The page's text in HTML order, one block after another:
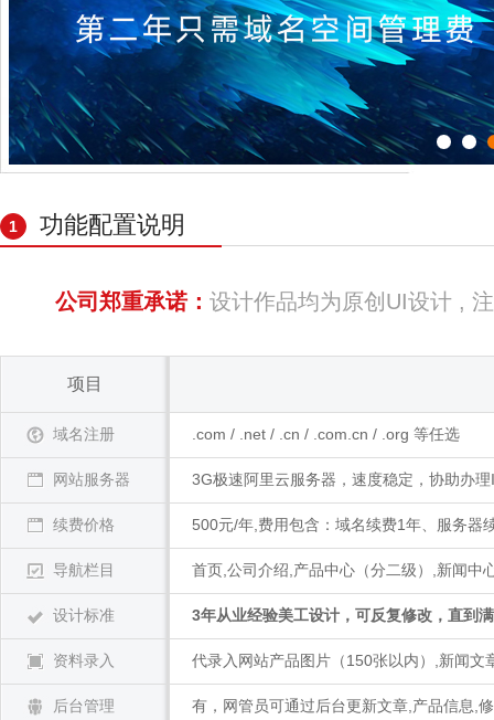
1 功能配置说明
公司郑重承诺： 设计作品均为原创UI设
项目
域名注册 .com / .net / .cn / .com.cn / .org 等任选
网站服务器 3G极速阿里云服务器，速度稳定，协助办
续费价格 500元/年,费用包含：域名续费1年、服务器
导航栏目 首页,公司介绍,产品中心（分二级）,新闻中
设计标准 3年从业经验美工设计，可反复修改，直到
资料录入 代录入网站产品图片（150张以内）,新闻文
后台管理 有，网管员可通过后台更新文章,产品信息,